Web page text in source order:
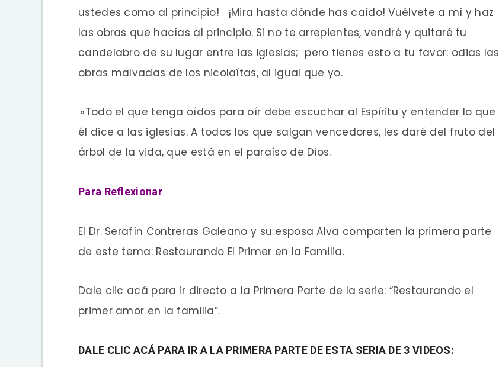
ustedes como al principio!
¡Mira hasta dónde has caído! Vuélvete a mí y haz
las obras que hacías al principio. Si no te arrepientes, vendré y quitaré tu
candelabro de su lugar entre las iglesias; pero tienes esto a tu favor: odias las
obras malvadas de los nicolaítas, al igual que yo.
»Todo el que tenga oídos para oír debe escuchar al Espíritu y entender lo que
él dice a las iglesias. A todos los que salgan vencedores, les daré del fruto del
árbol de la vida, que está en el paraíso de Dios.
Para Reflexionar
El Dr. Serafín Contreras Galeano y su esposa Alva comparten la primera parte
de este tema: Restaurando El Primer en la Familia.
Dale clic acá para ir directo a la Primera Parte de la serie: “Restaurando el
primer amor en la familia”.
DALE CLIC ACÁ PARA IR A LA PRIMERA PARTE DE ESTA SERIA DE 3 VIDEOS: